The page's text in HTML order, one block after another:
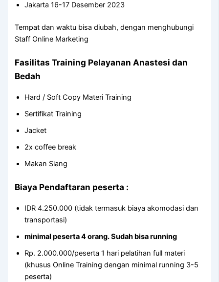
Jakarta 16-17 Desember 2023
Tempat dan waktu bisa diubah, dengan menghubungi
Staff Online Marketing
Fasilitas Training Pelayanan Anastesi dan
Bedah
Hard / Soft Copy Materi Training
Sertifikat Training
Jacket
2x coffee break
Makan Siang
Biaya Pendaftaran peserta :
IDR 4.250.000 (tidak termasuk biaya akomodasi dan
transportasi)
minimal peserta 4 orang. Sudah bisa running
Rp. 2.000.000/peserta 1 hari pelatihan full materi
(khusus Online Training dengan minimal running 3-5
peserta)